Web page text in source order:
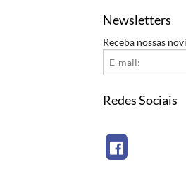
Newsletters
Receba nossas
Redes Sociais